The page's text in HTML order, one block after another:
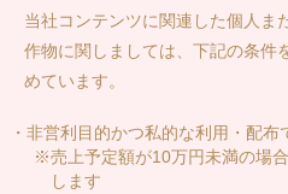
当社コンテンツに関連した個人ま
作物に関しましては、下記の条件
めています。
・非営利目的かつ私的な利用・配布
※売上予定額が10万円未満の場
します